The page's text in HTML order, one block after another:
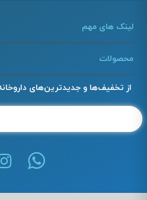
لینک های مهم
محصولات
از تخفیف‌ها و جدیدترین‌های داروخانه آنلاین